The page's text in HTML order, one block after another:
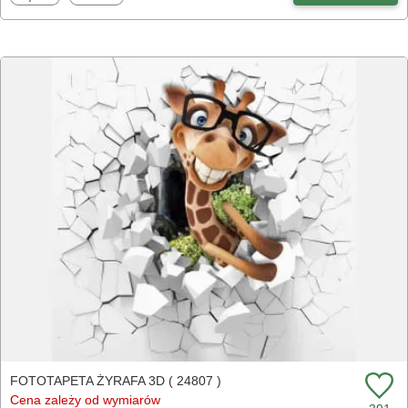
FOTOTAPETA ŻYRAFA 3D ( 24807 )
Cena zależy od wymiarów